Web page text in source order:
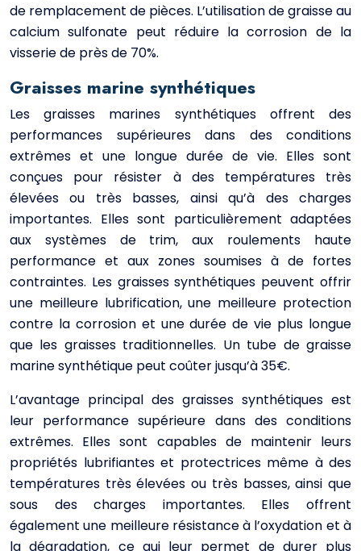
de remplacement de pièces. L’utilisation de graisse au
calcium sulfonate peut réduire la corrosion de la
visserie de près de 70%.
Graisses marine synthétiques
Les graisses marines synthétiques offrent des
performances supérieures dans des conditions
extrêmes et une longue durée de vie. Elles sont
conçues pour résister à des températures très
élevées ou très basses, ainsi qu’à des charges
importantes. Elles sont particulièrement adaptées
aux systèmes de trim, aux roulements haute
performance et aux zones soumises à de fortes
contraintes. Les graisses synthétiques peuvent offrir
une meilleure lubrification, une meilleure protection
contre la corrosion et une durée de vie plus longue
que les graisses traditionnelles. Un tube de graisse
marine synthétique peut coûter jusqu’à 35€.
L’avantage principal des graisses synthétiques est
leur performance supérieure dans des conditions
extrêmes. Elles sont capables de maintenir leurs
propriétés lubrifiantes et protectrices même à des
températures très élevées ou très basses, ainsi que
sous des charges importantes. Elles offrent
également une meilleure résistance à l’oxydation et à
la dégradation, ce qui leur permet de durer plus